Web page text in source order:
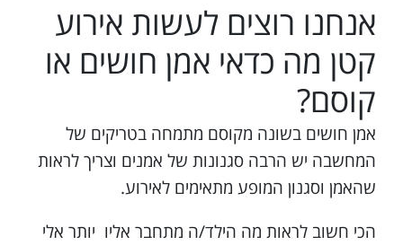
אנחנו רוצים לעשות אירוע
קטן מה כדאי אמן חושים או
קוסם?
אמן חושים בשונה מקוסם מתמחה בטריקים של
המחשבה יש הרבה סגנונות של אמנים וצריך לראות
שהאמן וסגנון המופע מתאימים לאירוע.
הכי חשוב לראות מה הילד/ה מתחבר אליו יותר אלי